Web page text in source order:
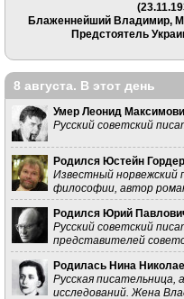
Блаженнейший Владимир,
Предстоятель
8 августа. В этот день
Умер Леонид
Русский советский
Родился Юстейн
Известный норвежский
философии, автор
Родился Юрий
Русский советский
представителей
Родилась Нина
Русская писательница,
исследований. Жена